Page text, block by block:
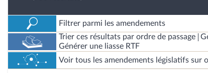
Filtrer parmi les amendements
Trier ces résultats par ordre de passage
Générer une liasse RTF
Voir tous les amendements législatifs sur